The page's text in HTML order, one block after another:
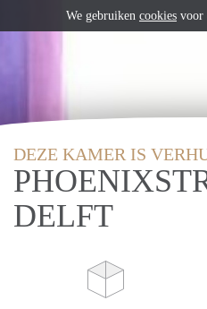
DEZE KAMER IS
DELFT
We gebruiken cookies voor